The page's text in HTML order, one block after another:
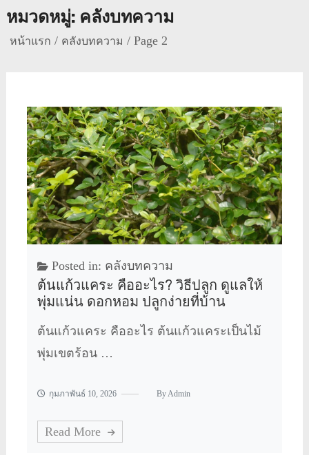
หมวดหมู่: คลังบทความ
หน้าแรก คลังบทความ Page 2
Posted in: คลังบทความ
ต้นแก้วแคระ คืออะไร? วิธีปลูก ดูแลให้
พุ่มแน่น ดอกหอม ปลูกง่ายที่บ้าน
ต้นแก้วแคระ คืออะไร ต้นแก้วแคระเป็นไม้
พุ่มเขตร้อน …
กุมภาพันธ์ 10, 2026 ByAdmin
Read More